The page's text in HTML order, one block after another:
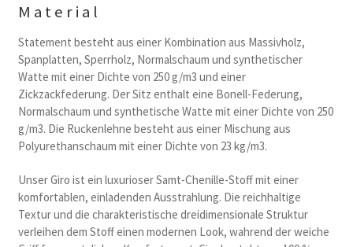
Material
Statement besteht aus einer Kombination aus Massivholz,
Spanplatten, Sperrholz, Normalschaum und synthetischer
Watte mit einer Dichte von 250 g/m3 und einer
Zickzackfederung. Der Sitz enthalt eine Bonell-Federung,
Normalschaum und synthetische Watte mit einer Dichte von 250
g/m3. Die Ruckenlehne besteht aus einer Mischung aus
Polyurethanschaum mit einer Dichte von 23 kg/m3.
Unser Giro ist ein luxurioser Samt-Chenille-Stoff mit einer
komfortablen, einladenden Ausstrahlung. Die reichhaltige
Textur und die charakteristische dreidimensionale Struktur
verleihen dem Stoff einen modernen Look, wahrend der weiche